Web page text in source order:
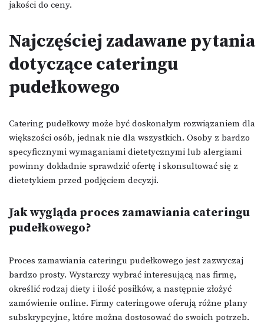
jakości do ceny.
Najczęściej zadawane pytania
dotyczące cateringu
pudełkowego
Catering pudełkowy może być doskonałym rozwiązaniem dla
większości osób, jednak nie dla wszystkich. Osoby z bardzo
specyficznymi wymaganiami dietetycznymi lub alergiami
powinny dokładnie sprawdzić ofertę i skonsultować się z
dietetykiem przed podjęciem decyzji.
Jak wygląda proces zamawiania cateringu
pudełkowego?
Proces zamawiania cateringu pudełkowego jest zazwyczaj
bardzo prosty. Wystarczy wybrać interesującą nas firmę,
określić rodzaj diety i ilość posiłków, a następnie złożyć
zamówienie online. Firmy cateringowe oferują różne plany
subskrypcyjne, które można dostosować do swoich potrzeb.